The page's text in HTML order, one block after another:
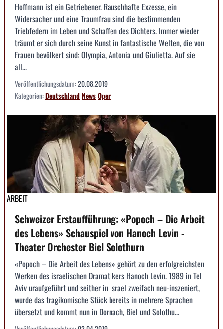
Hoffmann ist ein Getriebener. Rauschhafte Exzesse, ein
Widersacher und eine Traumfrau sind die bestimmenden
Triebfedern im Leben und Schaffen des Dichters. Immer wieder
träumt er sich durch seine Kunst in fantastische Welten, die von
Frauen bevölkert sind: Olympia, Antonia und Giulietta. Auf sie
all...
Veröffentlichungsdatum:20.08.2019
Kategorien:DeutschlandNewsOper
ARBEIT
Schweizer Erstaufführung: «Popoch – Die Arbeit
des Lebens» Schauspiel von Hanoch Levin -
Theater Orchester Biel Solothurn
«Popoch – Die Arbeit des Lebens» gehört zu den erfolgreichsten
Werken des israelischen Dramatikers Hanoch Levin. 1989 in Tel
Aviv uraufgeführt und seither in Israel zweifach neu-inszeniert,
wurde das tragikomische Stück bereits in mehrere Sprachen
übersetzt und kommt nun in Dornach, Biel und Solothu...